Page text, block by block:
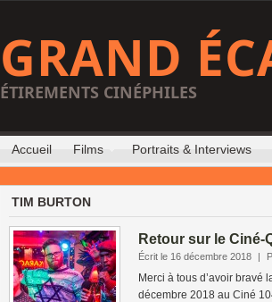
GRAND
ÉTIREMENTS CINÉPHILES
Accueil Films Portraits & Interviews
TIM BURTON
Retour sur le Ciné-
Écrit le 16 décembre 2018 |
Merci à tous d’avoir bravé
décembre 2018 au Ciné